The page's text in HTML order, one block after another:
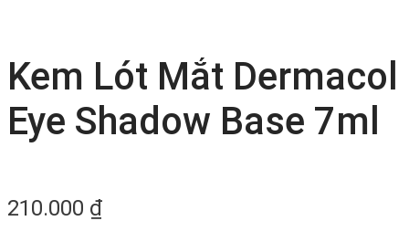
Kem Lót Mắt Dermacol
Eye Shadow Base 7ml
210.000 ₫